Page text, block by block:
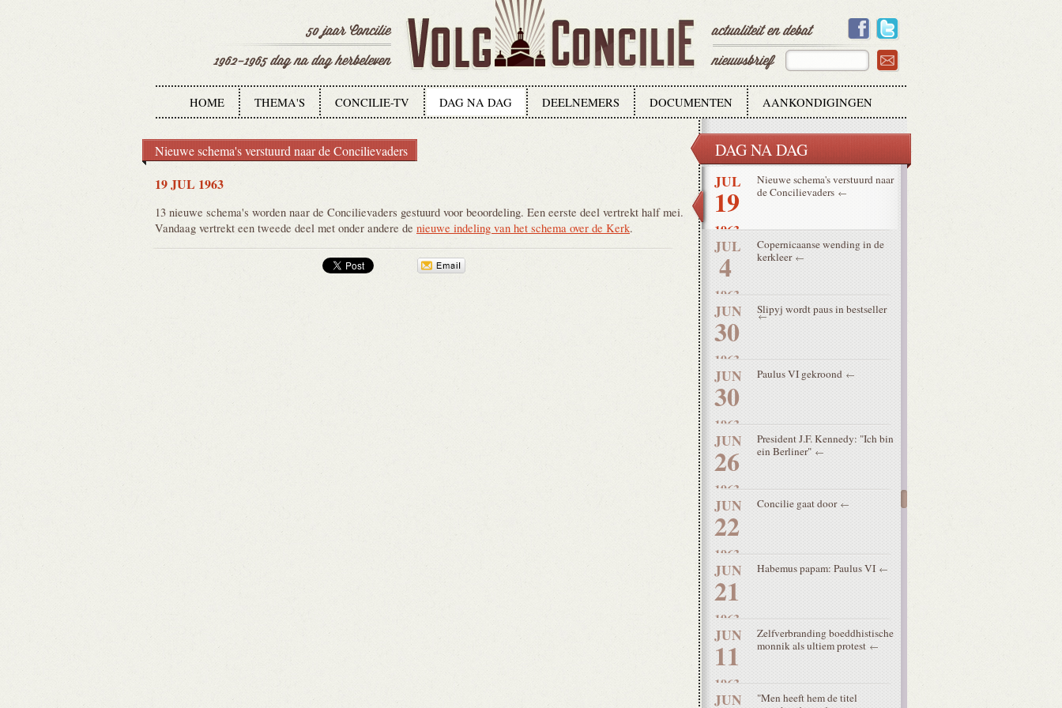
HOME THEMA'S CONCILIE-TV DAG NA DAG DEELNEMERS DOCUMENTEN AANKONDIGINGEN
Nieuwe schema's verstuurd naar de Concilievaders
19 JUL 1963
13 nieuwe schema's worden naar de Concilievaders gestuurd voor beoordeling. Een eerste deel vertrekt half mei.
Vandaag vertrekt een tweede deel met onder andere de nieuwe indeling van het schema over de Kerk.
DAG NA DAG
1963
SEP
9
1963
4 moderatoren moeten Concilie
in goede banen leiden
AUG
8
1963
Grootste treinroof in Groot-
JUL
19
1963
Nieuwe schema's verstuurd naar
de Concilievaders
JUL
4
1963
Copernicaanse wending in de
kerkleer
JUN
30
1963
Slipyj wordt paus in bestseller
JUN
30
1963
Paulus VI gekroond
JUN
26
1963
President J.F. Kennedy: "Ich bin
ein Berliner"
JUN
22
1963
Concilie gaat door
JUN
21
1963
Habemus papam: Paulus VI
JUN
11
1963
Zelfverbranding boeddhistische
monnik als ultiem protest
JUN
"Men heeft hem de titel